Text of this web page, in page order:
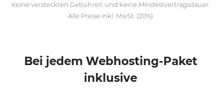
Keine versteckten Gebühren und keine Mindestvertragsdauer.
Alle Preise inkl. MwSt. (20%)
Bei jedem Webhosting-Paket
inklusive